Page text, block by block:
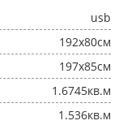
usb
192x80см
197x85см
1.6745кв.м
1.536кв.м